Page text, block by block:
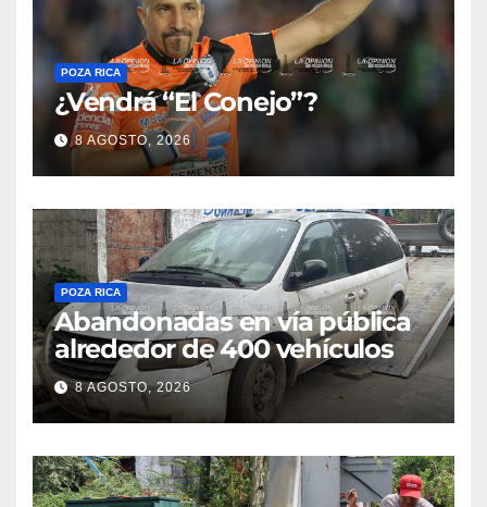
POZA RICA
¿Vendrá “El Conejo”?
8 AGOSTO, 2026
POZA RICA
Abandonadas en vía pública
alrededor de 400 vehículos
8 AGOSTO, 2026